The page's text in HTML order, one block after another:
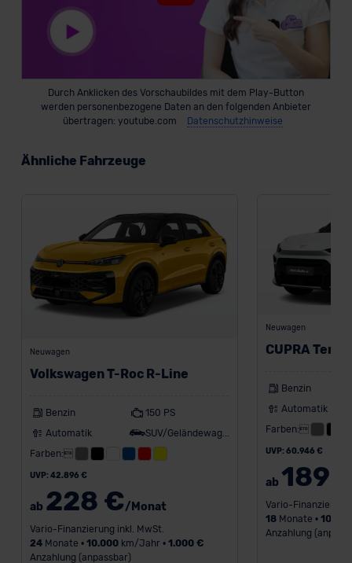
Durch Anklicken des Vorschaubildes mit dem Play-Button
werden personenbezogene Daten an den folgenden Anbieter
übertragen: youtube.com
Datenschutzhinweise
Ähnliche Fahrzeuge
Neuwagen
Volkswagen T-Roc R-Line
Benzin
150 PS
Automatik
SUV/Geländewagen
Farben:
UVP: 42.896 €
ab 228 €/Monat
Vario-Finanzierung inkl. MwSt.
24Monate • 10.000km/Jahr • 1.000 €
Anzahlung (anpassbar)
Neuwagen
CUPRA
Benzin
Automatik
Farben:
UVP: 60.946 €
ab 189
Vario-Finanzierung
18Monate • 10.000
Anzahlung